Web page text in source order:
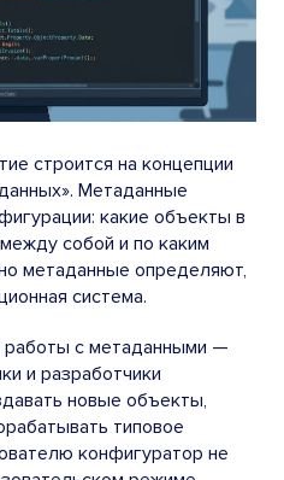
строится на концепции
Метаданные
какие объекты в
собой и по каким
метаданные определяют,
система.
работы с метаданными —
и разработчики
новые объекты,
типовое
конфигуратор не